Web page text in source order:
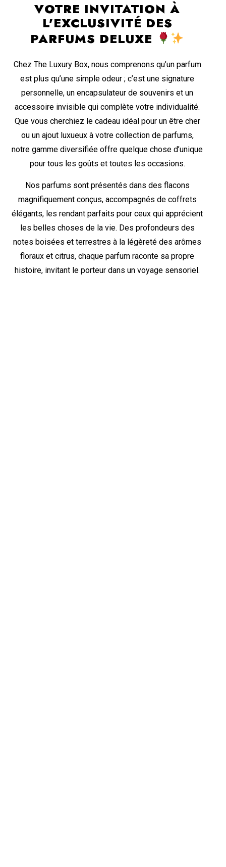
VOTRE INVITATION À
L'EXCLUSIVITÉ DES
PARFUMS DELUXE
Chez The Luxury Box, nous comprenons qu’un parfum
est plus qu’une simple odeur ; c’est une signature
personnelle, un encapsulateur de souvenirs et un
accessoire invisible qui complète votre individualité.
Que vous cherchiez le cadeau idéal pour un être cher
ou un ajout luxueux à votre collection de parfums,
notre gamme diversifiée offre quelque chose d’unique
pour tous les goûts et toutes les occasions.
Nos parfums sont présentés dans des flacons
magnifiquement conçus, accompagnés de coffrets
élégants, les rendant parfaits pour ceux qui apprécient
les belles choses de la vie. Des profondeurs des
notes boisées et terrestres à la légèreté des arômes
floraux et citrus, chaque parfum raconte sa propre
histoire, invitant le porteur dans un voyage sensoriel.